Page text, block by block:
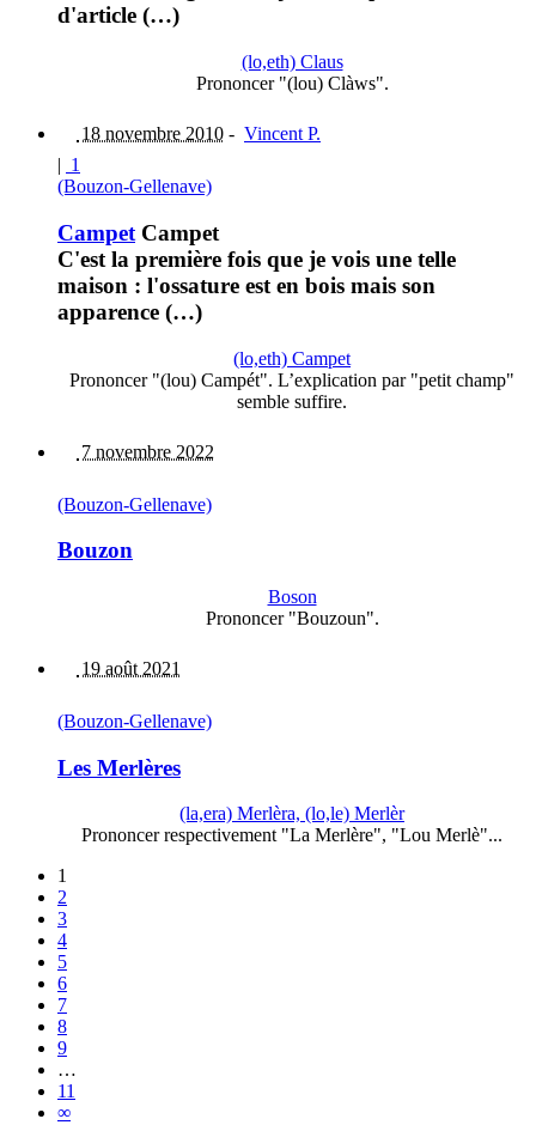
d'article (…)
(lo,eth) Claus
Prononcer "(lou) Clàws".
18 novembre 2010 - Vincent P.
| 1
(Bouzon-Gellenave)
Campet Campet
C'est la première fois que je vois une telle
maison : l'ossature est en bois mais son
apparence (…)
(lo,eth) Campet
Prononcer "(lou) Campét". L’explication par "petit champ"
semble suffire.
7 novembre 2022
(Bouzon-Gellenave)
Bouzon
Boson
Prononcer "Bouzoun".
19 août 2021
(Bouzon-Gellenave)
Les Merlères
(la,era) Merlèra, (lo,le) Merlèr
Prononcer respectivement "La Merlère", "Lou Merlè"...
1
2
3
4
5
6
7
8
9
…
11
∞